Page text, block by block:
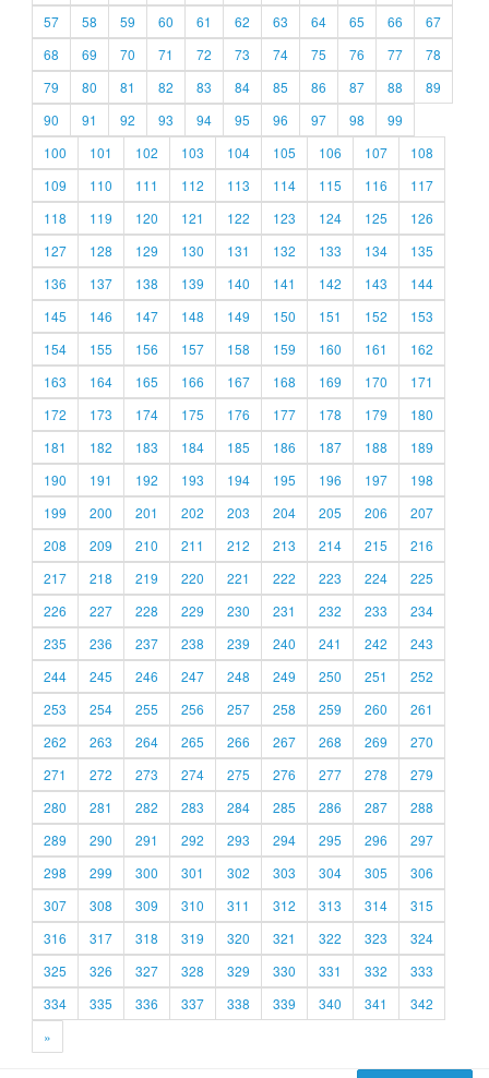
57
58 59 60 61 62 63 64 65 66
67
68
69 70 71 72 73 74 75 76 77
78
79
80 81 82 83 84 85 86 87 88
89
90
91 92 93 94 95 96 97 98
99
100
101 102 103 104 105 106 107
108
109
110 111 112 113 114 115 116
117
118
119 120 121 122 123 124 125
126
127
128 129 130 131 132 133 134
135
136
137 138 139 140 141 142 143
144
145
146 147 148 149 150 151 152
153
154
155 156 157 158 159 160 161
162
163
164 165 166 167 168 169 170
171
172
173 174 175 176 177 178 179
180
181
182 183 184 185 186 187 188
189
190
191 192 193 194 195 196 197
198
199
200 201 202 203 204 205 206
207
208
209 210 211 212 213 214 215
216
217
218 219 220 221 222 223 224
225
226
227 228 229 230 231 232 233
234
235
236 237 238 239 240 241 242
243
244
245 246 247 248 249 250 251
252
253
254 255 256 257 258 259 260
261
262
263 264 265 266 267 268 269
270
271
272 273 274 275 276 277 278
279
280
281 282 283 284 285 286 287
288
289
290 291 292 293 294 295 296
297
298
299 300 301 302 303 304 305
306
307
308 309 310 311 312 313 314
315
316
317 318 319 320 321 322 323
324
325
326 327 328 329 330 331 332
333
334
335 336 337 338 339 340 341
342
»